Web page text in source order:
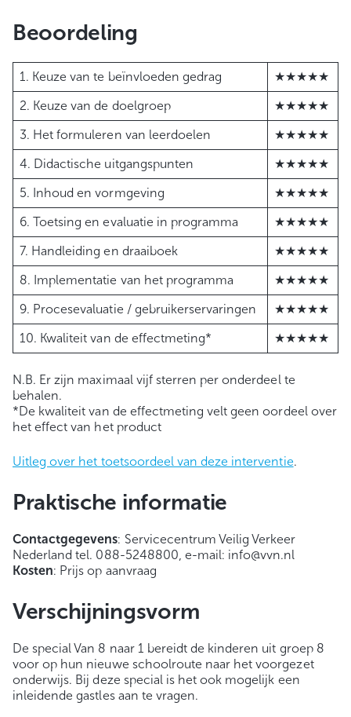
Beoordeling
1. Keuze van te beïnvloeden gedrag
★★★★★
2. Keuze van de doelgroep
★★★★★
3. Het formuleren van leerdoelen
★★★★★
4. Didactische uitgangspunten
★★★★★
5. Inhoud en vormgeving
★★★★★
6. Toetsing en evaluatie in programma
★★★★★
7. Handleiding en draaiboek
★★★★★
8. Implementatie van het programma
★★★★★
9. Procesevaluatie / gebruikerservaringen
★★★★★
10. Kwaliteit van de effectmeting*
★★★★★
N.B. Er zijn maximaal vijf sterren per onderdeel te
behalen.
*De kwaliteit van de effectmeting velt geen oordeel over
het effect van het product
Uitleg over het toetsoordeel van deze interventie.
Praktische informatie
Contactgegevens: Servicecentrum Veilig Verkeer
Nederland tel. 088-5248800, e-mail: info@vvn.nl
Kosten: Prijs op aanvraag
Verschijningsvorm
De special Van 8 naar 1 bereidt de kinderen uit groep 8
voor op hun nieuwe schoolroute naar het voorgezet
onderwijs. Bij deze special is het ook mogelijk een
inleidende gastles aan te vragen.